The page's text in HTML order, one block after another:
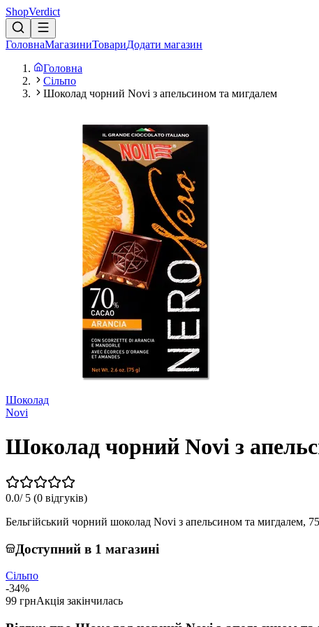
ShopVerdict
ГоловнаМагазиниТовариДодати магазин
Головна
Сільпо
Шоколад чорний Novi з апельсином та мигдалем
Шоколад
Novi
Шоколад чорний Novi з
0.0/ 5 (0 відгуків)
Бельгійський чорний шоколад Novi з апельсином та мигдалем,
Доступний в 1 магазині
Сільпо
-34%
99 грнАкція закінчилась